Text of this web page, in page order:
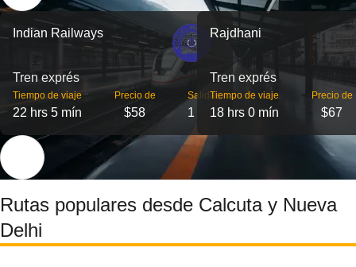
Indian Railways
Tren exprés
Tiempo de viaje
22 hrs 5 mín
Precio de
$58
Salidas
1
Rajdhani
Tren exprés
Tiempo de viaje
18 hrs 0 mín
Precio de
$67
Rutas populares desde Calcuta y Nueva
Delhi